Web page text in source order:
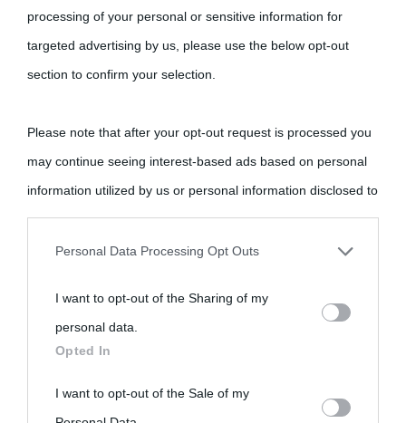
processing of your personal or sensitive information for
targeted advertising by us, please use the below opt-out
section to confirm your selection.
Please note that after your opt-out request is processed you
may continue seeing interest-based ads based on personal
information utilized by us or personal information disclosed to
third parties prior to your opt-out.
personal information by third parties on the IAB’s list of
downstream participants.
This information may also be disclosed by us to third parties
Personal Data Processing Opt Outs
I want to opt-out of the Sharing of my
personal data.
Opted In
I want to opt-out of the Sale of my